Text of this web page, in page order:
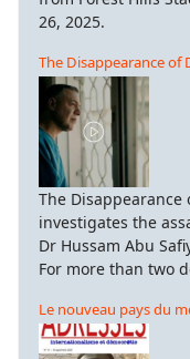
26, 2025.
The Disappearance of
The Disappearance
investigates the
Dr Hussam Abu
For more than two
Le nouveau pays du